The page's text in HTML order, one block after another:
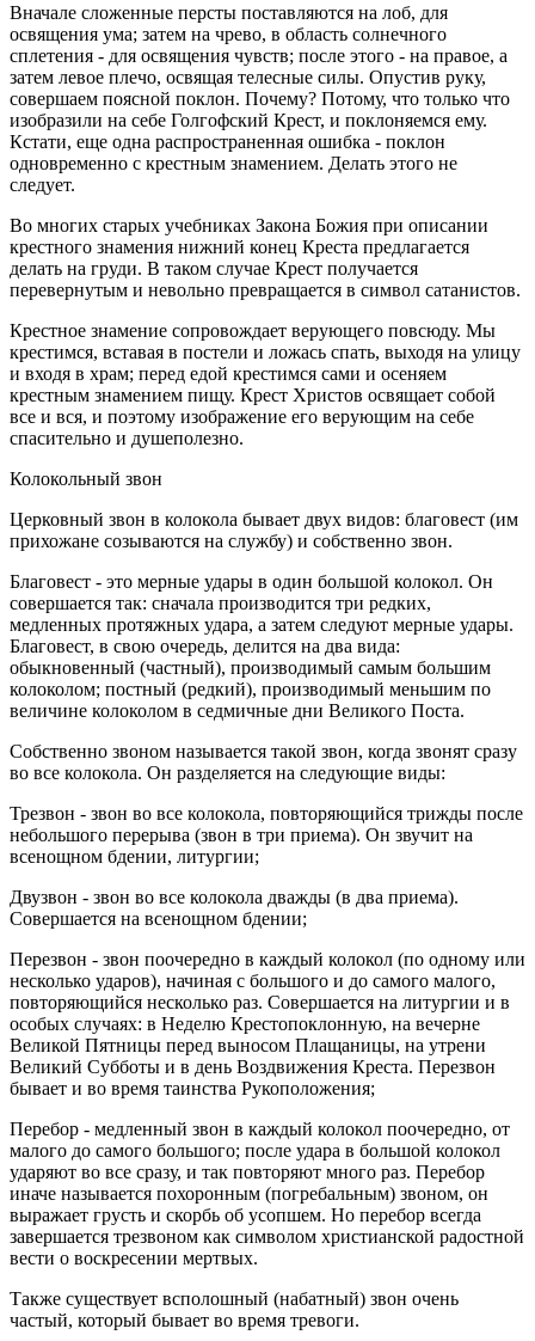
Вначале сложенные персты поставляются на лоб, для
освящения ума; затем на чрево, в область солнечного
сплетения - для освящения чувств; после этого - на правое, а
затем левое плечо, освящая телесные силы. Опустив руку,
совершаем поясной поклон. Почему? Потому, что только что
изобразили на себе Голгофский Крест, и поклоняемся ему.
Кстати, еще одна распространенная ошибка - поклон
одновременно с крестным знамением. Делать этого не
следует.
Во многих старых учебниках Закона Божия при описании
крестного знамения нижний конец Креста предлагается
делать на груди. В таком случае Крест получается
перевернутым и невольно превращается в символ сатанистов.
Крестное знамение сопровождает верующего повсюду. Мы
крестимся, вставая в постели и ложась спать, выходя на улицу
и входя в храм; перед едой крестимся сами и осеняем
крестным знамением пищу. Крест Христов освящает собой
все и вся, и поэтому изображение его верующим на себе
спасительно и душеполезно.
Колокольный звон
Церковный звон в колокола бывает двух видов: благовест (им
прихожане созываются на службу) и собственно звон.
Благовест - это мерные удары в один большой колокол. Он
совершается так: сначала производится три редких,
медленных протяжных удара, а затем следуют мерные удары.
Благовест, в свою очередь, делится на два вида:
обыкновенный (частный), производимый самым большим
колоколом; постный (редкий), производимый меньшим по
величине колоколом в седмичные дни Великого Поста.
Собственно звоном называется такой звон, когда звонят сразу
во все колокола. Он разделяется на следующие виды:
Трезвон - звон во все колокола, повторяющийся трижды после
небольшого перерыва (звон в три приема). Он звучит на
всенощном бдении, литургии;
Двузвон - звон во все колокола дважды (в два приема).
Совершается на всенощном бдении;
Перезвон - звон поочередно в каждый колокол (по одному или
несколько ударов), начиная с большого и до самого малого,
повторяющийся несколько раз. Совершается на литургии и в
особых случаях: в Неделю Крестопоклонную, на вечерне
Великой Пятницы перед выносом Плащаницы, на утрени
Великий Субботы и в день Воздвижения Креста. Перезвон
бывает и во время таинства Рукоположения;
Перебор - медленный звон в каждый колокол поочередно, от
малого до самого большого; после удара в большой колокол
ударяют во все сразу, и так повторяют много раз. Перебор
иначе называется похоронным (погребальным) звоном, он
выражает грусть и скорбь об усопшем. Но перебор всегда
завершается трезвоном как символом христианской радостной
вести о воскресении мертвых.
Также существует всполошный (набатный) звон очень
частый, который бывает во время тревоги.